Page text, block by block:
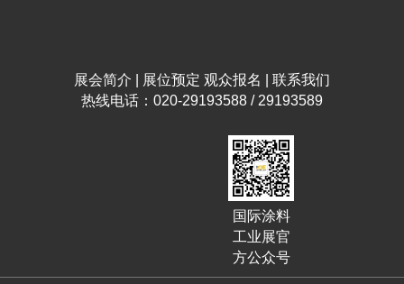
展会简介 展位预定 观众报名
联系我们
热线电话：020-29193588 / 29193589
国际涂料
工业展官
方公众号